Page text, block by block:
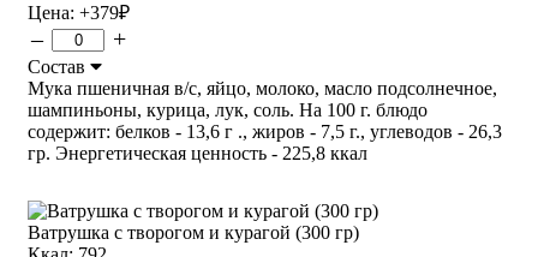
Цена: +379₽
– +
Состав
Мука пшеничная в/с, яйцо, молоко, масло подсолнечное,
шампиньоны, курица, лук, соль. На 100 г. блюдо
содержит: белков - 13,6 г ., жиров - 7,5 г., углеводов - 26,3
гр. Энергетическая ценность - 225,8 ккал
Ватрушка с творогом и курагой (300 гр)